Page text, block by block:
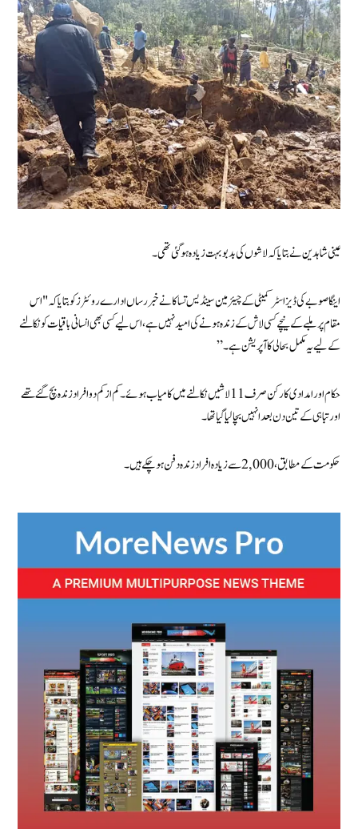
عینی شاہدین نے بتایا کہ لاشوں کی بدبو بہت زیادہ ہو گئی تھی۔
اینگا صوبے کی ڈیزاسٹر کمیٹی کے چیئرمین سینڈیس تساکا نے خبر رساں ادارے روئٹرز کو بتایا کہ "اس
مقام پر ملبے کے نیچے کسی لاش کے زندہ ہونے کی امید نہیں ہے، اس لیے کسی بھی انسانی باقیات کو نکالنے
کے لیے یہ مکمل بحالی کا آپریشن ہے۔”
حکام اور امدادی کارکن صرف 11 لاشیں نکالنے میں کامیاب ہوئے۔ کم از کم دو افراد زندہ بچ گئے تھے
اور تباہی کے تین دن بعد انہیں بچا لیا گیا تھا۔
حکومت کے مطابق، 2,000 سے زیادہ افراد زندہ دفن ہو چکے ہیں۔